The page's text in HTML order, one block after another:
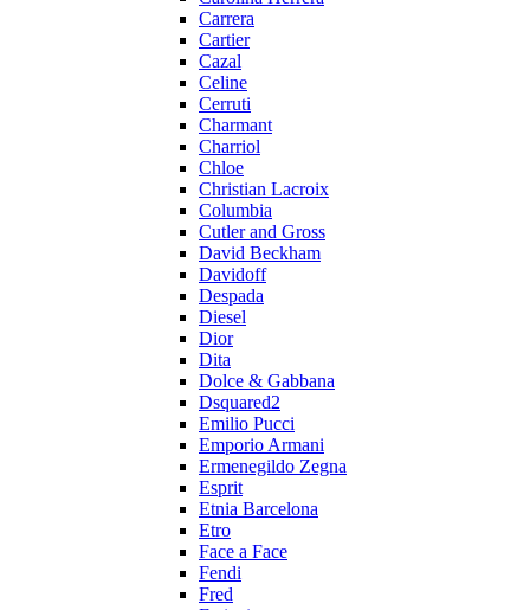
Carrera
Cartier
Cazal
Celine
Cerruti
Charmant
Charriol
Chloe
Christian Lacroix
Columbia
Cutler and Gross
David Beckham
Davidoff
Despada
Diesel
Dior
Dita
Dolce & Gabbana
Dsquared2
Emilio Pucci
Emporio Armani
Ermenegildo Zegna
Esprit
Etnia Barcelona
Etro
Face a Face
Fendi
Fred